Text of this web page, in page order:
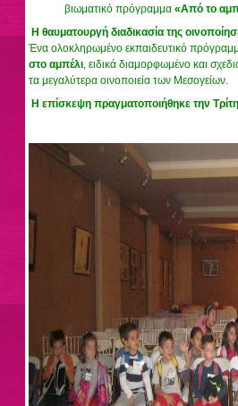
βιωματικό πρόγραμμα «Από το
Η θαυματουργή διαδικασία της
Ένα ολοκληρωμένο εκπαιδευτικό
στο αμπέλι, ειδικά διαμορφωμένο και
τα μεγαλύτερα οινοποιεία των Μεσογείων.
Η επίσκεψη πραγματοποιήθηκε την